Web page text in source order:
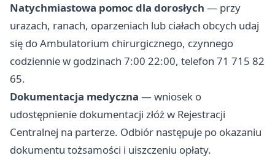
Natychmiastowa pomoc dla dorosłych — przy
urazach, ranach, oparzeniach lub ciałach obcych udaj
się do Ambulatorium chirurgicznego, czynnego
codziennie w godzinach 7:00 22:00, telefon 71 715 82
65.
Dokumentacja medyczna — wniosek o
udostępnienie dokumentacji złóż w Rejestracji
Centralnej na parterze. Odbiór następuje po okazaniu
dokumentu tożsamości i uiszczeniu opłaty.